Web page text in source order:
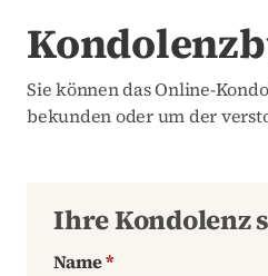
Sie können das Online-
bekunden oder um der
Ihre Kondolenz
Name*